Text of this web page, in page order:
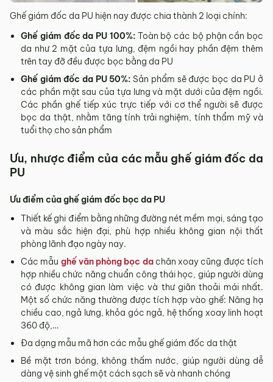
Ghế giám đốc da PU hiện nay được chia thành 2 loại chính:
Ghế giám đốc da PU 100%:Toàn bộ các bộ phận cần bọc
da như 2 mặt của tựa lưng, đệm ngồi hay phần đệm thêm
trên tay đỡ đều được bọc bằng da PU
Ghế giám đốc da PU 50%: Sản phẩm sẽ được bọc da PU ở
các phần mặt sau của tựa lưng và mặt dưới của đệm ngồi.
Các phần ghế tiếp xúc trực tiếp với cơ thể người sẽ được
bọc da thật, nhằm tăng tính trải nghiệm, tính thẩm mỹ và
tuổi thọ cho sản phẩm
Ưu, nhược điểm của các mẫu ghế giám đốc da
PU
Ưu điểm của ghế giám đốc bọc da PU
Thiết kế ghi điểm bằng những đường nét mềm mại, sáng tạo
và màu sắc hiện đại, phù hợp nhiều không gian nội thất
phòng lãnh đạo ngày nay.
Các mẫu ghế văn phòng bọc dachân xoay cũng được tích
hợp nhiều chức năng chuẩn công thái học, giúp người dùng
có được không gian làm việc và thư giãn thoải mái nhất.
Một số chức năng thường được tích hợp vào ghế: Nâng hạ
chiều cao, ngả lưng, khỏa góc ngả, hệ thống xoay linh hoạt
360 độ,…
Đa dạng mẫu mã hơn các mẫu ghế giám đốc da thật
Bề mặt trơn bóng, không thấm nước, giúp người dùng dễ
dàng vệ sinh ghế một cách sạch sẽ và nhanh chóng